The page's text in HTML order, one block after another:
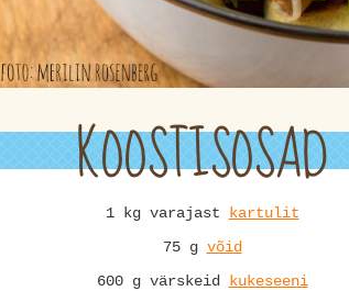
KOOSTISOSAD
1 kg varajast
kartulit
75 g võid
600 g värskeid
kukeseeni